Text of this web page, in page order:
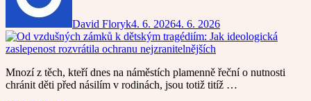
David Floryk4. 6. 20264. 6. 2026
Mnozí z těch, kteří dnes na náměstích plamenně řeční o nutnosti
chránit děti před násilím v rodinách, jsou totiž titíž …